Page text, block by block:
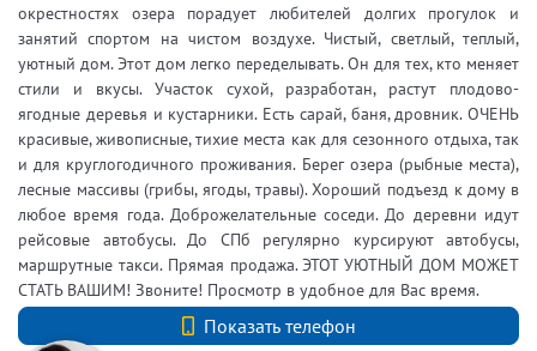
окрестностях озера порадует любителей долгих прогулок и
занятий спортом на чистом воздухе. Чистый, светлый, теплый,
уютный дом. Этот дом легко переделывать. Он для тех, кто меняет
стили и вкусы. Участок сухой, разработан, растут плодово-
ягодные деревья и кустарники. Есть сарай, баня, дровник. ОЧЕНЬ
красивые, живописные, тихие места как для сезонного отдыха, так
и для круглогодичного проживания. Берег озера (рыбные места),
лесные массивы (грибы, ягоды, травы). Хороший подъезд к дому в
любое время года. Доброжелательные соседи. До деревни идут
рейсовые автобусы. До СПб регулярно курсируют автобусы,
маршрутные такси. Прямая продажа. ЭТОТ УЮТНЫЙ ДОМ МОЖЕТ
СТАТЬ ВАШИМ! Звоните! Просмотр в удобное для Вас время.
Показать телефон
+7 (812) 740-70-40